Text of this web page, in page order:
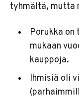
tyhmältä, mutta
Porukka on
mukaan
kauppoja.
Ihmisiä oli